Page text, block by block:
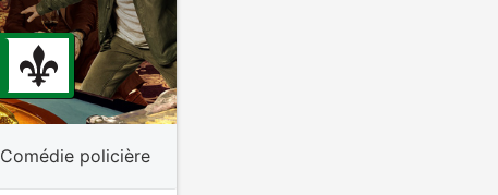
Comédie policière